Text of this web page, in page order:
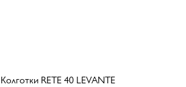
Колготки RETE 40 LEVANTE